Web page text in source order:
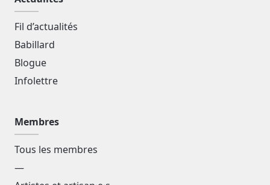
Fil d’actualités
Babillard
Blogue
Infolettre
Membres
Tous les membres
—